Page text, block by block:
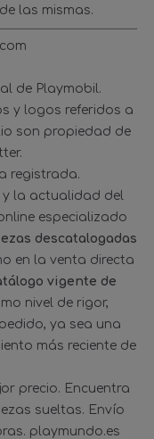
las mismas.
de Playmobil.
y logos referidos a
son propiedad de
registrada.
la actualidad del
especializado
descatalogadas
en la venta directa
vigente de
nivel de rigor,
ya sea una
más reciente de
precio. Encuentra
sueltas. Envío
playmundo.es